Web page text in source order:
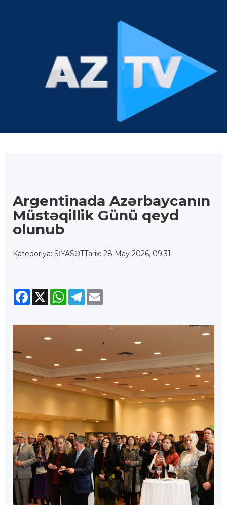
Argentinada Azərbaycanın
Müstəqillik Günü qeyd
olunub
Kateqoriya: SİYASƏTTarix: 28 May 2026, 09:31
Facebook
X WhatsApp
Telegram